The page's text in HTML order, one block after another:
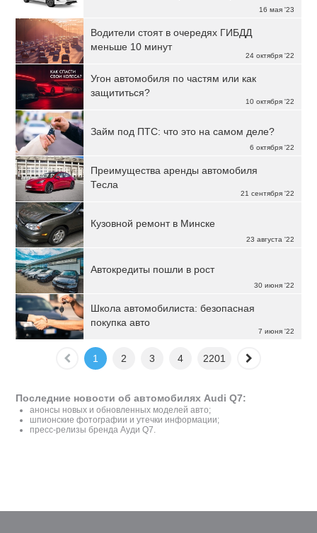
16 мая '23
24 октября '22
Водители стоят в очередях ГИБДД
меньше 10 минут
10 октября '22
Угон автомобиля по частям или как
защититься?
6 октября '22
Займ под ПТС: что это на самом деле?
21 сентября '22
Преимущества аренды автомобиля
Тесла
23 августа '22
Кузовной ремонт в Минске
30 июня '22
Автокредиты пошли в рост
7 июня '22
Школа автомобилиста: безопасная
покупка авто
1 2 3 4 2201
Последние новости об автомобилях Audi Q7:
анонсы новых и обновленных моделей авто;
шпионские фотографии и утечки информации;
пресс-релизы бренда Ауди Q7.